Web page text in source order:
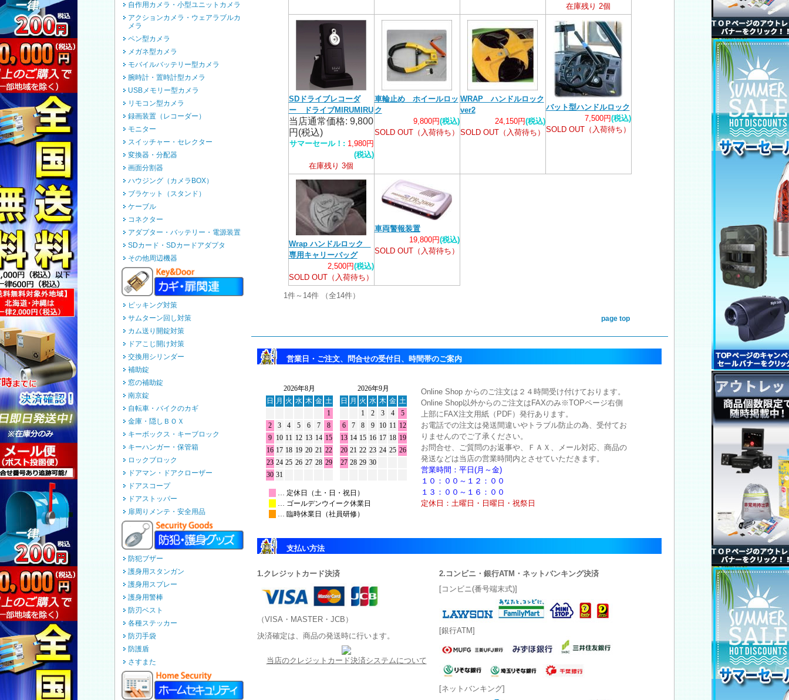
自作用カメラ・小型ユニットカメラ
アクションカメラ・ウェアラブルカ
メラ
ペン型カメラ
メガネ型カメラ
モバイルバッテリー型カメラ
腕時計・置時計型カメラ
USBメモリー型カメラ
リモコン型カメラ
録画装置（レコーダー）
モニター
スイッチャー・セレクター
変換器・分配器
画面分割器
ハウジング（カメラBOX）
ブラケット（スタンド）
ケーブル
コネクター
アダプター・バッテリー・電源装置
SDカード・SDカードアダプタ
その他周辺機器
ピッキング対策
サムターン回し対策
カム送り開錠対策
ドアこじ開け対策
交換用シリンダー
補助錠
窓の補助錠
南京錠
自転車・バイクのカギ
金庫・隠しＢＯＸ
キーボックス・キーブロック
キーハンガー・保管箱
ロックブロック
ドアマン・ドアクローザー
ドアスコープ
ドアストッパー
扉周りメンテ・安全用品
防犯ブザー
護身用スタンガン
護身用スプレー
護身用警棒
防刃ベスト
各種ステッカー
防刃手袋
防護盾
さすまた
在庫残り 2個
SDドライブレコーダ
ー ドライブMIRUMIRU
当店通常価格: 9,800
円(税込)
サマーセール！: 1,980円
(税込)
在庫残り 3個
車輪止め ホイールロッ
ク
9,800円(税込)
SOLD OUT（入荷待ち）
WRAP ハンドルロック
ver2
24,150円(税込)
SOLD OUT（入荷待ち）
バット型ハンドルロック
7,500円(税込)
SOLD OUT（入荷待ち）
Wrap ハンドルロック
専用キャリーバッグ
2,500円(税込)
SOLD OUT（入荷待ち）
車両警報装置
19,800円(税込)
SOLD OUT（入荷待ち）
1件～14件 （全14件）
page top
営業日・ご注文、問合せの受付日、時間帯のご案内
Online Shop からのご注文は２４時間受け付けております。
Online Shop以外からのご注文はFAXのみ※TOPページ右側
上部にFAX注文用紙（PDF）発行あります。
お電話での注文は発送間違いやトラブル防止の為、受付てお
りませんのでご了承ください。
お問合せ、ご質問のお返事や、ＦＡＸ、メール対応、商品の
発送などは当店の営業時間内とさせていただきます。
営業時間：平日(月～金)
１０：００～１２：００
１３：００～１６：００
定休日：土曜日・日曜日・祝祭日
支払い方法
1.クレジットカード決済
（VISA・MASTER・JCB）
決済確定は、商品の発送時に行います。
当店のクレジットカード決済システムについて
2.コンビニ・銀行ATM・ネットバンキング決済
[コンビニ(番号端末式)]
[銀行ATM]
[ネットバンキング]